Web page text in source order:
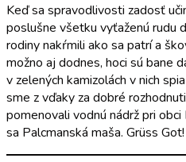
Keď sa spravodlivosti zadosť
poslušne všetku vyťaženú rudu
rodiny nakŕmili ako sa patrí a
možno aj dodnes, hoci sú bane
v zelených kamizolách v nich
sme z vďaky za dobré
pomenovali vodnú nádrž pri
sa Palcmanská maša. Grüss Got!